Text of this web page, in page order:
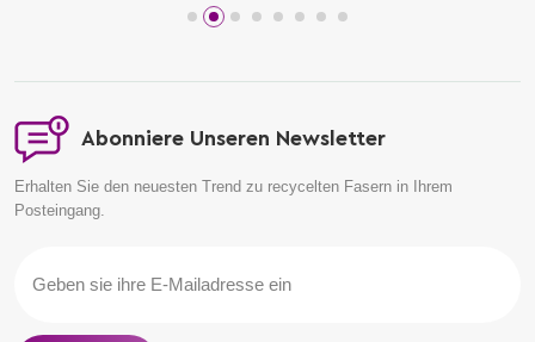
Abonniere Unseren Newsletter
Erhalten Sie den neuesten Trend zu recycelten Fasern in Ihrem
Posteingang.